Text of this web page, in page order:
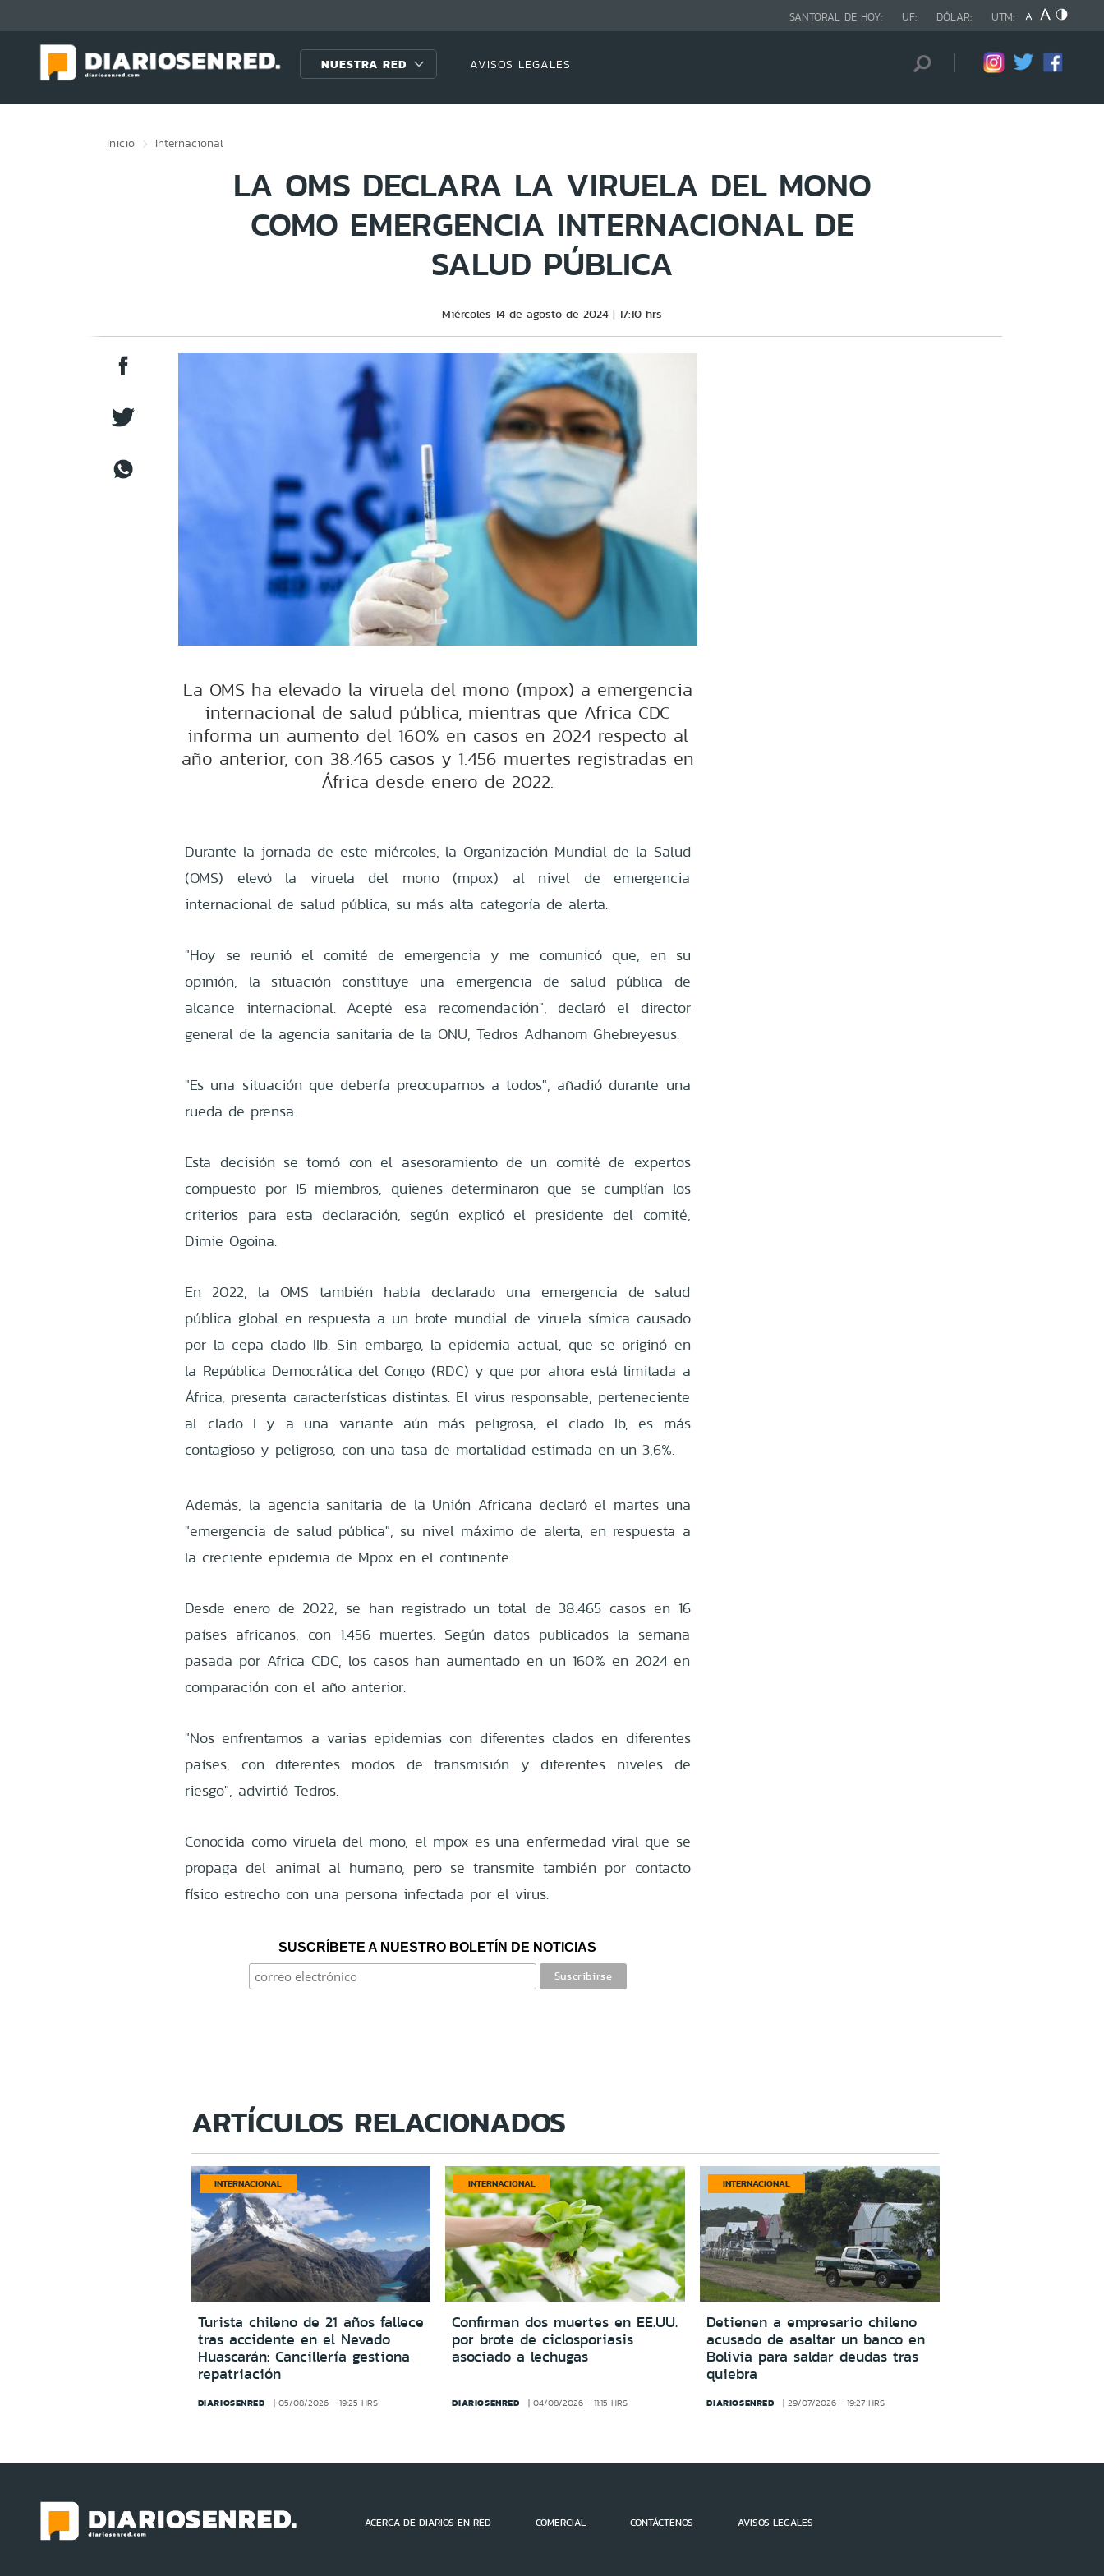
SANTORAL DE HOY: UF: DÓLAR: UTM:
NUESTRA RED AVISOS LEGALES
Inicio Internacional
LA OMS DECLARA LA VIRUELA DEL MONO
COMO EMERGENCIA INTERNACIONAL DE
SALUD PÚBLICA
Miércoles 14 de agosto de 2024 17:10 hrs
La OMS ha elevado la viruela del mono (mpox) a emergencia
internacional de salud pública, mientras que Africa CDC
informa un aumento del 160% en casos en 2024 respecto al
año anterior, con 38.465 casos y 1.456 muertes registradas en
África desde enero de 2022.
Durante la jornada de este miércoles, la Organización Mundial de la Salud
(OMS) elevó la viruela del mono (mpox) al nivel de emergencia
internacional de salud pública, su más alta categoría de alerta.
"Hoy se reunió el comité de emergencia y me comunicó que, en su
opinión, la situación constituye una emergencia de salud pública de
alcance internacional. Acepté esa recomendación", declaró el director
general de la agencia sanitaria de la ONU, Tedros Adhanom Ghebreyesus.
"Es una situación que debería preocuparnos a todos", añadió durante una
rueda de prensa.
Esta decisión se tomó con el asesoramiento de un comité de expertos
compuesto por 15 miembros, quienes determinaron que se cumplían los
criterios para esta declaración, según explicó el presidente del comité,
Dimie Ogoina.
En 2022, la OMS también había declarado una emergencia de salud
pública global en respuesta a un brote mundial de viruela símica causado
por la cepa clado IIb. Sin embargo, la epidemia actual, que se originó en
la República Democrática del Congo (RDC) y que por ahora está limitada a
África, presenta características distintas. El virus responsable, perteneciente
al clado I y a una variante aún más peligrosa, el clado Ib, es más
contagioso y peligroso, con una tasa de mortalidad estimada en un 3,6%.
Además, la agencia sanitaria de la Unión Africana declaró el martes una
"emergencia de salud pública", su nivel máximo de alerta, en respuesta a
la creciente epidemia de Mpox en el continente.
Desde enero de 2022, se han registrado un total de 38.465 casos en 16
países africanos, con 1.456 muertes. Según datos publicados la semana
pasada por Africa CDC, los casos han aumentado en un 160% en 2024 en
comparación con el año anterior.
"Nos enfrentamos a varias epidemias con diferentes clados en diferentes
países, con diferentes modos de transmisión y diferentes niveles de
riesgo", advirtió Tedros.
Conocida como viruela del mono, el mpox es una enfermedad viral que se
propaga del animal al humano, pero se transmite también por contacto
físico estrecho con una persona infectada por el virus.
SUSCRÍBETE A NUESTRO BOLETÍN DE NOTICIAS
ARTÍCULOS RELACIONADOS
INTERNACIONAL
Turista chileno de 21 años fallece
tras accidente en el Nevado
Huascarán: Cancillería gestiona
repatriación
DIARIOSENRED 05/08/2026 - 19:25 HRS
INTERNACIONAL
Confirman dos muertes en EE.UU.
por brote de ciclosporiasis
asociado a lechugas
DIARIOSENRED 04/08/2026 - 11:15 HRS
INTERNACIONAL
Detienen a empresario chileno
acusado de asaltar un banco en
Bolivia para saldar deudas tras
quiebra
DIARIOSENRED 29/07/2026 - 19:27 HRS
ACERCA DE DIARIOS EN RED COMERCIAL CONTÁCTENOS AVISOS LEGALES